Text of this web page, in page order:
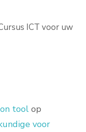
ICT voor uw
tool op
voor